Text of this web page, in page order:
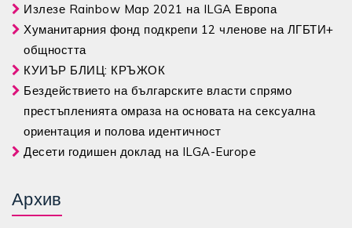
Излезе Rainbow Map 2021 на ILGA Европа
Хуманитарния фонд подкрепи 12 членове на ЛГБТИ+
общността
КУИЪР БЛИЦ: КРЪЖОК
Бездействието на българските власти спрямо
престъпленията омраза на основата на сексуална
ориентация и полова идентичност
Десети годишен доклад на ILGA-Europe
Архив